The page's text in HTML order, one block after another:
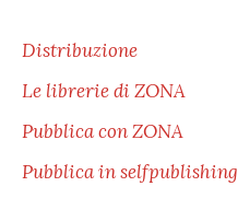
Distribuzione
Le librerie di ZONA
Pubblica con ZONA
Pubblica in selfpublishing